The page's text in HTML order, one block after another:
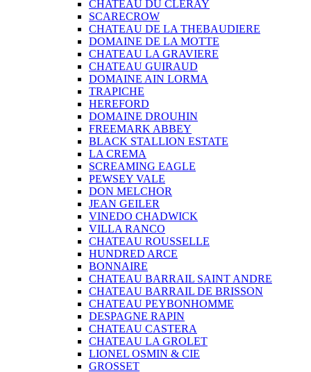
CHATEAU DU CLERAY
SCARECROW
CHATEAU DE LA THEBAUDIERE
DOMAINE DE LA MOTTE
CHATEAU LA GRAVIERE
CHATEAU GUIRAUD
DOMAINE AIN LORMA
TRAPICHE
HEREFORD
DOMAINE DROUHIN
FREEMARK ABBEY
BLACK STALLION ESTATE
LA CREMA
SCREAMING EAGLE
PEWSEY VALE
DON MELCHOR
JEAN GEILER
VINEDO CHADWICK
VILLA RANCO
CHATEAU ROUSSELLE
HUNDRED ARCE
BONNAIRE
CHATEAU BARRAIL SAINT ANDRE
CHATEAU BARRAIL DE BRISSON
CHATEAU PEYBONHOMME
DESPAGNE RAPIN
CHATEAU CASTERA
CHATEAU LA GROLET
LIONEL OSMIN & CIE
GROSSET